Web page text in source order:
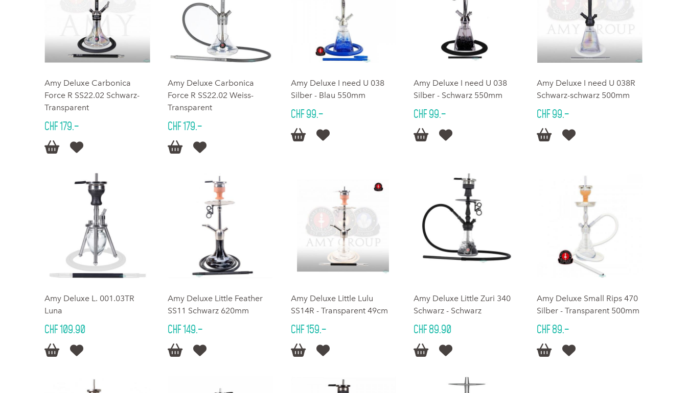
Amy Deluxe Carbonica
Force R SS22.02 Schwarz-
Transparent
CHF 179.–
 
Amy Deluxe Carbonica
Force R SS22.02 Weiss-
Transparent
CHF 179.–
 
Amy Deluxe I need U 038
Silber - Blau 550mm
CHF 99.–
 
Amy Deluxe I need U 038
Silber - Schwarz 550mm
CHF 99.–
 
Amy Deluxe I need U 038R
Schwarz-schwarz 500mm
CHF 99.–
 
Amy Deluxe L. 001.03TR
Luna
CHF 109.90
 
Amy Deluxe Little Feather
SS11 Schwarz 620mm
CHF 149.–
 
Amy Deluxe Little Lulu
SS14R - Transparent 49cm
CHF 159.–
 
Amy Deluxe Little Zuri 340
Schwarz - Schwarz
CHF 89.90
 
Amy Deluxe Small Rips 470
Silber - Transparent 500mm
CHF 89.–
 